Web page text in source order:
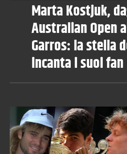
Marta Kostjuk,
Australian Open
Garros: la stella
incanta i suoi fan